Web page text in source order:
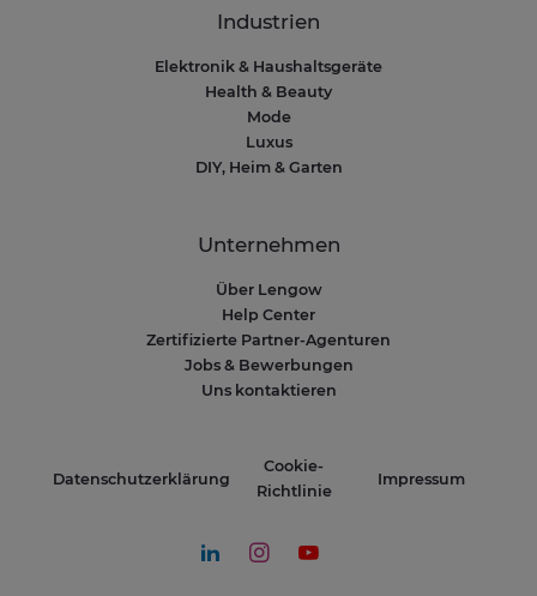
Industrien
Elektronik & Haushaltsgeräte
Health & Beauty
Mode
Luxus
DIY, Heim & Garten
Unternehmen
Über Lengow
Help Center
Zertifizierte Partner-Agenturen
Jobs & Bewerbungen
Uns kontaktieren
Datenschutzerklärung
Cookie-
Richtlinie
Impressum